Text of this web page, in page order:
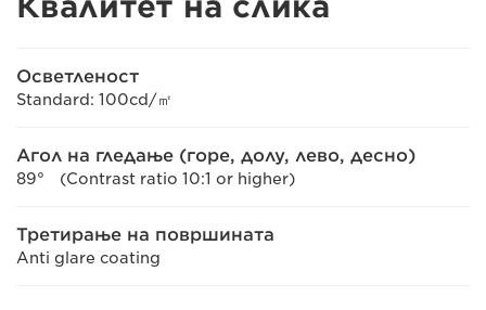
Осветленост
Standard: 100cd/㎡
Агол на гледање (горе, долу, лево, десно)
89° (Contrast ratio 10:1 or higher)
Третирање на површината
Anti glare coating